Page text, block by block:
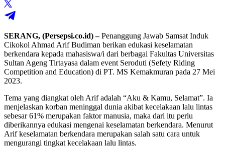
SERANG, (Persepsi.co.id) –Penanggung Jawab Samsat Induk
Cikokol Ahmad Arif Budiman berikan edukasi keselamatan
berkendara kepada mahasiswa/i dari berbagai Fakultas Universitas
Sultan Ageng Tirtayasa dalam event Seroduti (Sefety Riding
Competition and Education) di PT. MS Kemakmuran pada 27 Mei
2023.
Tema yang diangkat oleh Arif adalah “Aku & Kamu, Selamat”. Ia
menjelaskan korban meninggal dunia akibat kecelakaan lalu lintas
sebesar 61% merupakan faktor manusia, maka dari itu perlu
diberikannya edukasi mengenai keselamatan berkendara. Menurut
Arif keselamatan berkendara merupakan salah satu cara untuk
mengurangi tingkat kecelakaan lalu lintas.